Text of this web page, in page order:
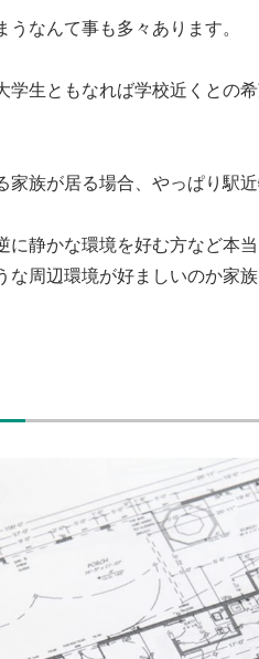
なんて事も多々あります。
学生ともなれば学校近くとの
族が居る場合、やっぱり駅
に静かな環境を好む方など本
周辺環境が好ましいのか家